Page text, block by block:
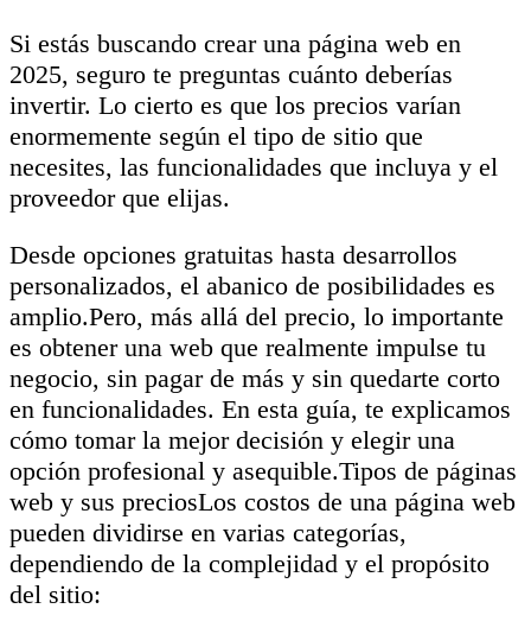
Si estás buscando crear una página web en
2025, seguro te preguntas cuánto deberías
invertir. Lo cierto es que los precios varían
enormemente según el tipo de sitio que
necesites, las funcionalidades que incluya y el
proveedor que elijas.
Desde opciones gratuitas hasta desarrollos
personalizados, el abanico de posibilidades es
amplio.Pero, más allá del precio, lo importante
es obtener una web que realmente impulse tu
negocio, sin pagar de más y sin quedarte corto
en funcionalidades. En esta guía, te explicamos
cómo tomar la mejor decisión y elegir una
opción profesional y asequible.Tipos de páginas
web y sus preciosLos costos de una página web
pueden dividirse en varias categorías,
dependiendo de la complejidad y el propósito
del sitio: